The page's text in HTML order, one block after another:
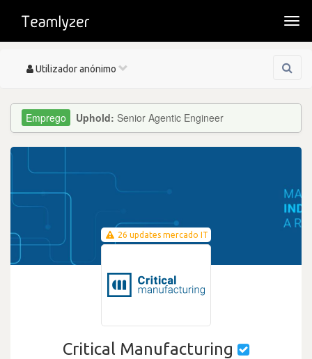
Toggle
Utilizador anónimo
Uphold: Senior Agentic Engineer
26 updates mercado IT
Critical Manufacturing